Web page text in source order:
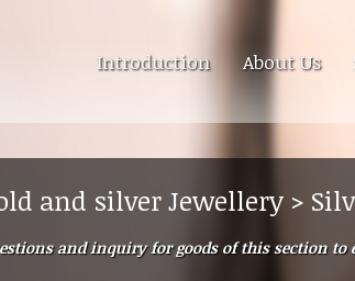
Introduction About Us
and silver Jewellery >
and inquiry for goods of this section